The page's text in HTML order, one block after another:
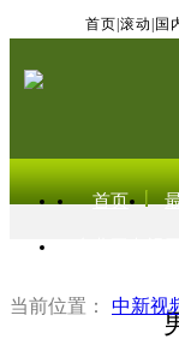
首页 滚动 国
首页
当前位置： 中新视